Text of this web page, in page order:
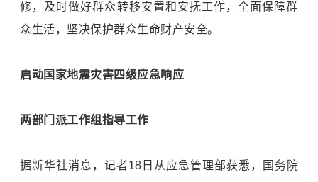
修，及时做好群众转移安置和安抚工作，全面保障群
众生活，坚决保护群众生命财产安全。
启动国家地震灾害四级应急响应
两部门派工作组指导工作
据新华社消息，记者18日从应急管理部获悉，国务院